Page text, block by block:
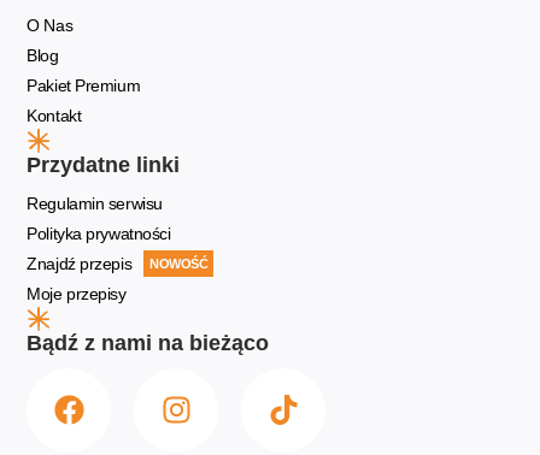
O Nas
Blog
Pakiet Premium
Kontakt
Przydatne linki
Regulamin serwisu
Polityka prywatności
Znajdź przepis
NOWOŚĆ
Moje przepisy
Bądź z nami na bieżąco